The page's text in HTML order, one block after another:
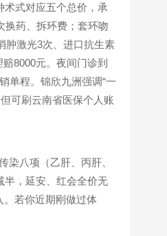
术式对应五个总价，承
换药、拆环费；套环吻
肿激光3次、进口抗生素
8000元。夜间门诊到
单程。锦欣九洲强调“一
可刷云南省医保个人账
染八项（乙肝、丙肝、
半，延安、红会全价无
。若你近期刚做过体